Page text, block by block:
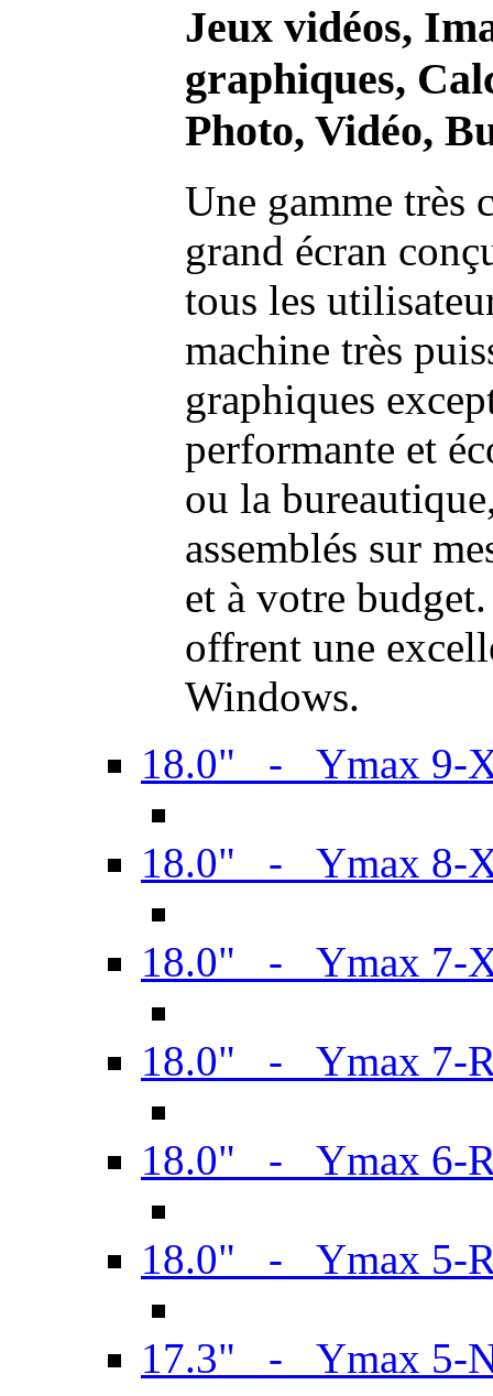
Jeux vidéos,
graphiques,
Photo, Vidéo,
Une gamme très
grand écran
tous les
machine très
graphiques
performante et
ou la
assemblés sur
et à votre
offrent une
Windows.
18.0" - Ymax 9-
18.0" - Ymax 8-
18.0" - Ymax 7-
18.0" - Ymax 7-
18.0" - Ymax 6-
18.0" - Ymax 5-
17.3" - Ymax 5-